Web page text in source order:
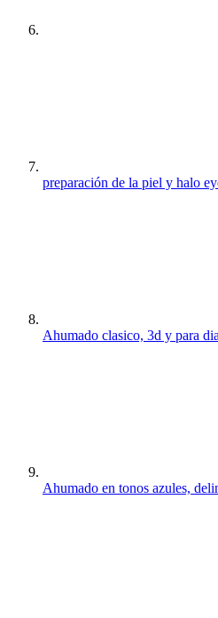
preparación de la piel y halo
Ahumado clasico, 3d y para
Ahumado en tonos azules,